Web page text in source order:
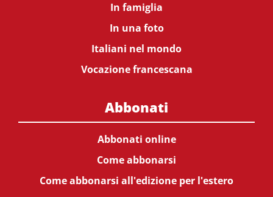
In famiglia
In una foto
Italiani nel mondo
Vocazione francescana
Abbonati
Abbonati online
Come abbonarsi
Come abbonarsi all'edizione per l'estero